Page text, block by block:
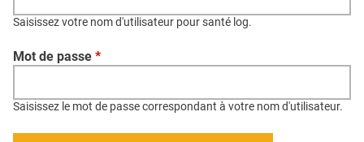
CONTACT
CRÉDITS
Saisissez votre nom d'utilisateur pour santé log.
Mot de passe *
Saisissez le mot de passe correspondant à votre nom d'utilisateur.